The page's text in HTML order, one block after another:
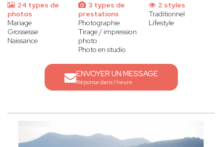
24 types de
photos
Mariage
Grossesse
Naissance
3 types de
prestations
Photographie
Tirage / impression
photo
Photo en studio
2 styles
Traditionnel
Lifestyle
ENVOYER UN MESSAGE
Réponse dans l'heure